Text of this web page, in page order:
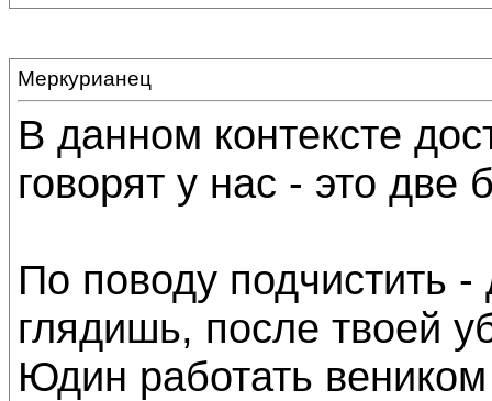
Меркурианец
В данном контексте
говорят у нас - это
По поводу подчистить
глядишь, после твоей
Юдин работать